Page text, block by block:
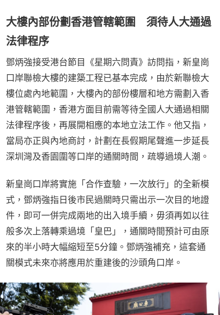
大樓內部份劃香港管轄範圍 須待人大通過
法律程序
鄧炳強接受港台節目《星期六問責》訪問指，新皇崗
口岸聯檢大樓的建築工程已基本完成，由於新聯檢大
樓位處內地範圍，大樓內的部份樓層和地方需劃入香
港管轄範圍，香港方面目前需等待全國人大通過相關
法律程序後，再展開相應的本地立法工作。他又指，
當局亦正與內地商討，計劃在長假期尾聲進一步延長
深圳灣及香園圍等口岸的通關時間，疏導過境人潮。
新皇崗口岸將實施「合作查驗，一次放行」的全新模
式，鄧炳強指日後市民過關時只需出示一次目的地證
件，即可一併完成兩地的出入境手續，毋須再如以往
般多次上落轉乘過境「皇巴」，通關時間預計可由原
來的半小時大幅縮短至5分鐘。鄧炳強補充，這套通
關模式未來亦將應用於重建後的沙頭角口岸。